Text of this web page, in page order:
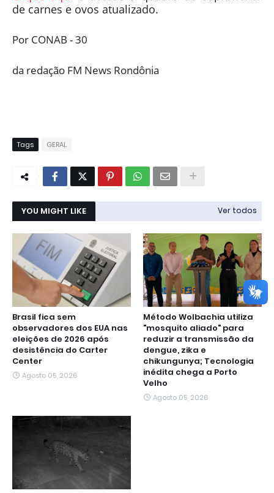
de carnes e ovos atualizado.
Por CONAB - 30
da redação FM News Rondônia
Tags GERAL
YOU MIGHT LIKE Ver todos
Brasil fica sem
observadores dos EUA nas
eleições de 2026 após
desistência do Carter
Center
Agosto 05, 2026
Método Wolbachia utiliza
"mosquito aliado" para
reduzir a transmissão da
dengue, zika e
chikungunya; Tecnologia
inédita chega a Porto
Velho
Agosto 05, 2026